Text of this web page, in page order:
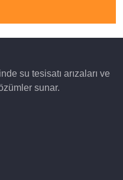
su tesisatı arızaları ve
sunar.